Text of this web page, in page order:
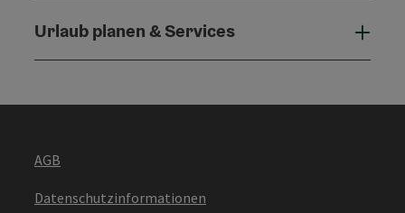
Urlaub planen & Services
AGB
Datenschutzinformationen